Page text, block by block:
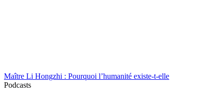
Maître Li Hongzhi : Pourquoi l’humanité existe-t-elle
Podcasts